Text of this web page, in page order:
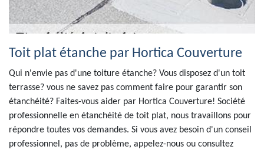
Toit plat étanche par Hortica Couverture
Qui n'envie pas d'une toiture étanche? Vous disposez d'un toit
terrasse? vous ne savez pas comment faire pour garantir son
étanchéité? Faites-vous aider par Hortica Couverture! Société
professionnelle en étanchéité de toit plat, nous travaillons pour
répondre toutes vos demandes. Si vous avez besoin d'un conseil
professionnel, pas de problème, appelez-nous ou consultez